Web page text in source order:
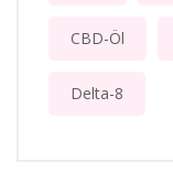
CBD-Öl
Delta-8